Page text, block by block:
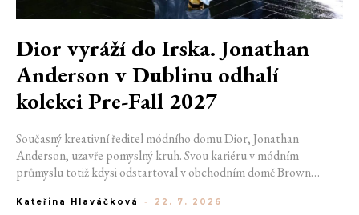
Dior vyráží do Irska. Jonathan
Anderson v Dublinu odhalí
kolekci Pre-Fall 2027
Současný kreativní ředitel módního domu Dior, Jonathan
Anderson, uzavře pomyslný kruh. Svou kariéru v módním
průmyslu totiž kdysi odstartoval v obchodním domě Brown
jedné z největších luxusních značek světa. V prosinci totiž v
Kateřina Hlaváčková - 22. 7. 2026